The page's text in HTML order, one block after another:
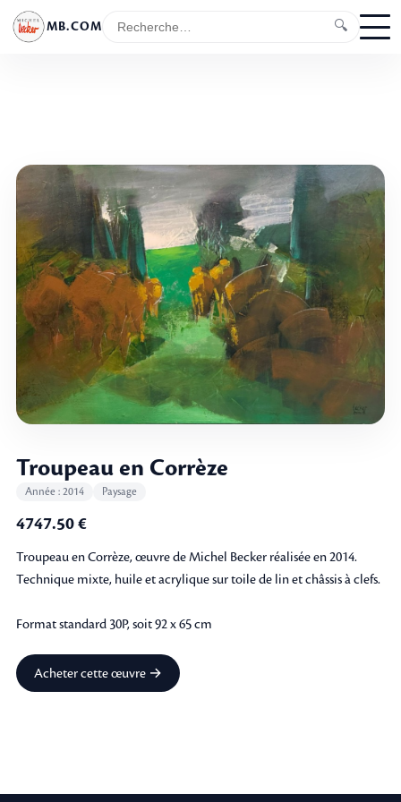
MB.COM 🔍
Troupeau en Corrèze
Année : 2014 Paysage
4747.50 €
Troupeau en Corrèze, œuvre de Michel Becker réalisée en 2014.
Technique mixte, huile et acrylique sur toile de lin et châssis à clefs.
Format standard 30P, soit 92 x 65 cm
Acheter cette œuvre →